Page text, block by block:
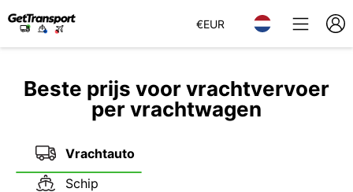
€EUR
Beste prijs voor vrachtvervoer
per vrachtwagen
Vrachtauto
Schip